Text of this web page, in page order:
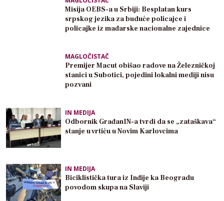
Misija OEBS-a u Srbiji: Besplatan kurs
srpskog jezika za buduće policajce i
policajke iz mađarske nacionalne zajednice
MAGLOČISTAČ
Premijer Macut obišao radove na Železničkoj
stanici u Subotici, pojedini lokalni mediji nisu
pozvani
IN MEDIJA
Odbornik GrađanIN-a tvrdi da se „zataškava“
stanje u vrtiću u Novim Karlovcima
IN MEDIJA
Biciklistička tura iz Inđije ka Beogradu
povodom skupa na Slaviji